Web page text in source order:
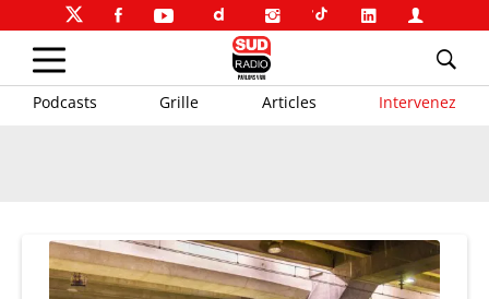
Podcasts Grille Articles Intervenez